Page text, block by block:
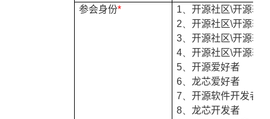
参会身份* 1、开源社区\开源软
2、开源社区\开源软
3、开源社区\开源软
4、开源社区\开源软
5、开源爱好者
6、龙芯爱好者
7、开源软件开发者
8、龙芯开发者